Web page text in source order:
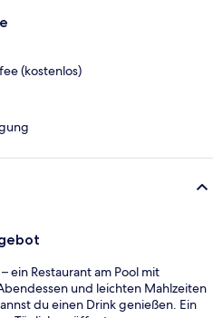
(kostenlos)
ein Restaurant am Pool mit
und leichten Mahlzeiten
du einen Drink genießen. Ein